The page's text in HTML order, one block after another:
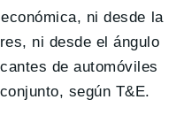
ni desde la
ni desde el ángulo
de automóviles
según T&E.